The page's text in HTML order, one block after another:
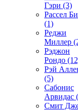
Гэри (3)
Рассел
(1)
Реджи
Миллер
Рэджон
Рондо
Рэй
(5)
Сабонис
Арвидас
Смит